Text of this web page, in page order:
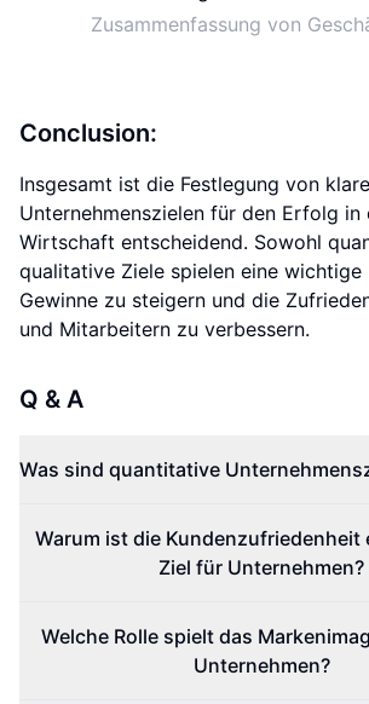
Zusammenfassung von
Conclusion:
Insgesamt ist die Festlegung von
Unternehmenszielen für den Erfolg in
Wirtschaft entscheidend. Sowohl
qualitative Ziele spielen eine wichtige
Gewinne zu steigern und die
und Mitarbeitern zu verbessern.
Q & A
Was sind quantitative
Warum ist die Kundenzufriedenheit
Ziel für Unternehmen?
Welche Rolle spielt das
Unternehmen?